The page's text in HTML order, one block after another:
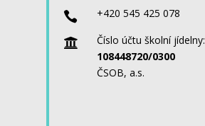
 +420 545 425 078

Číslo účtu školní jídelny:
108448720/0300
ČSOB, a.s.